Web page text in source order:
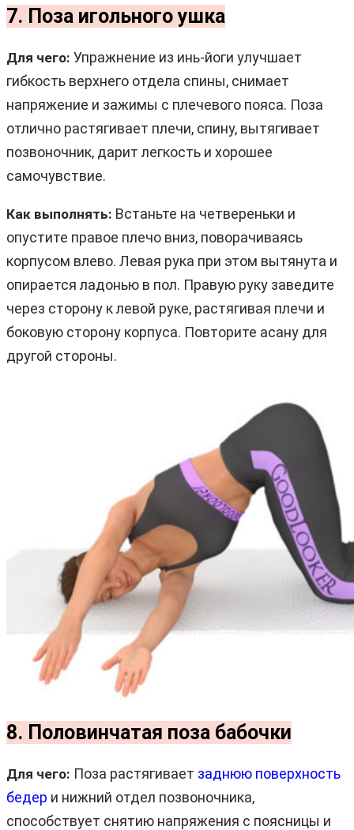
7. Поза игольного ушка
Для чего: Упражнение из инь-йоги улучшает
гибкость верхнего отдела спины, снимает
напряжение и зажимы с плечевого пояса. Поза
отлично растягивает плечи, спину, вытягивает
позвоночник, дарит легкость и хорошее
самочувствие.
Как выполнять: Встаньте на четвереньки и
опустите правое плечо вниз, поворачиваясь
корпусом влево. Левая рука при этом вытянута и
опирается ладонью в пол. Правую руку заведите
через сторону к левой руке, растягивая плечи и
боковую сторону корпуса. Повторите асану для
другой стороны.
8. Половинчатая поза бабочки
Для чего: Поза растягивает заднюю поверхность
бедер и нижний отдел позвоночника,
способствует снятию напряжения с поясницы и